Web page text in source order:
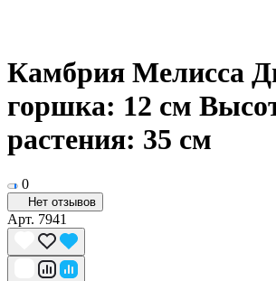
Камбрия Мелисса
горшка: 12 см
растения: 35 см
0
Нет отзывов
Арт. 7941